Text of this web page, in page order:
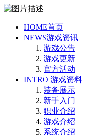
HOME首页
NEWS游戏资讯
游戏公告
游戏更新
官方活动
INTRO 游戏资料
装备展示
新手入门
职业介绍
游戏介绍
系统介绍